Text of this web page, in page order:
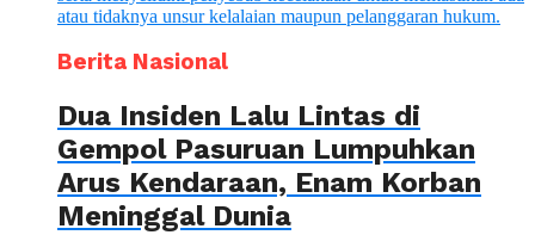
Berita Nasional
Dua Insiden Lalu Lintas di
Gempol Pasuruan Lumpuhkan
Arus Kendaraan, Enam Korban
Meninggal Dunia